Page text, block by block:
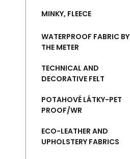
MINKY, FLEECE
WATERPROOF FABRIC BY
THE METER
TECHNICAL AND
DECORATIVE FELT
POTAHOVÉ LÁTKY-PET
PROOF/WR
ECO-LEATHER AND
UPHOLSTERY FABRICS